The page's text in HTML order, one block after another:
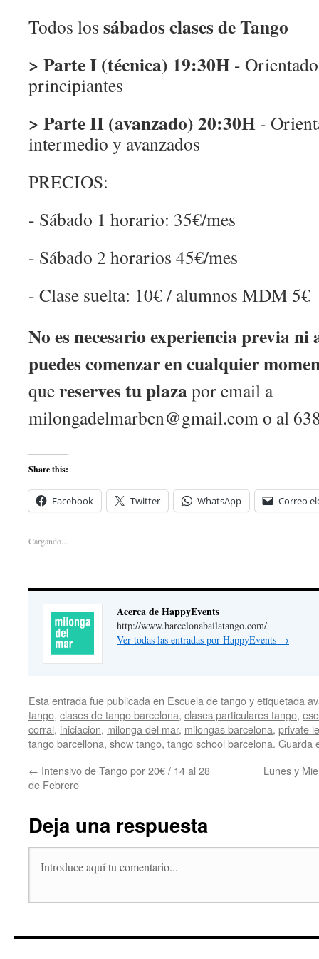
Todos los sábados clases de Tango
> Parte I (técnica) 19:30H -
principiantes
> Parte II (avanzado) 20:30H -
intermedio y avanzados
PRECIOS:
- Sábado 1 horario: 35€/mes
- Sábado 2 horarios 45€/mes
- Clase suelta: 10€ / alumnos MDM 5€
No es necesario experiencia previa
puedes comenzar en cualquier
quereserves tu plazapor email a
milongadelmarbcn@gmail.como al
Share this:
Facebook Twitter WhatsApp Correo
Cargando...
Acerca de HappyEvents
http://www.barcelonabailatango.com/
Ver todas las entradas por HappyEvents →
Esta entrada fue publicada en Escuela de tangoy etiquetada
tango, clases de tango barcelona, clases particulares tango,
corral, iniciacion, milonga del mar, milongas barcelona, private
tango barcellona, show tango, tango school barcelona. Guarda
← Intensivo de Tango por 20€ / 14 al 28
de Febrero
Lunes y
Deja una respuesta